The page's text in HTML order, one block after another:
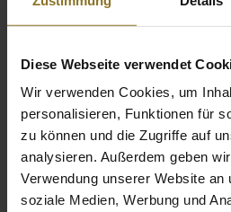
Diese Webseite verwendet
Wir verwenden Cookies, um
personalisieren, Funktionen für
zu können und die Zugriffe auf
analysieren. Außerdem geben
Verwendung unserer Website an
soziale Medien, Werbung und
Sekundärfarbe
Hauptfarbe Kissen
Farbe der Nähte